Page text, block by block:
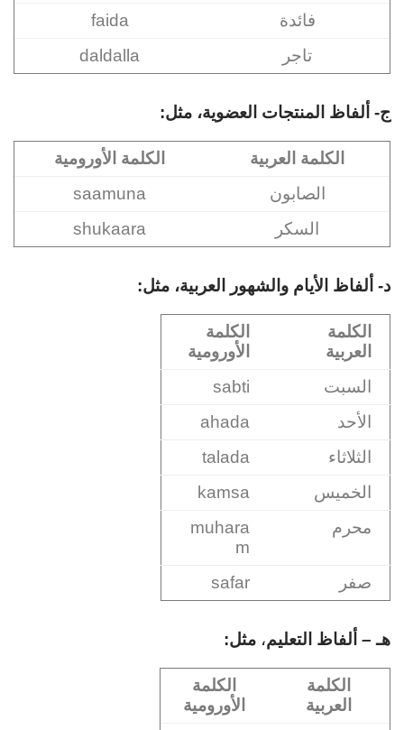
فائدة
faida
تاجر
daldalla
ج- ألفاظ المنتجات العضوية، مثل:
الكلمة العربية
الكلمة الأورومية
الصابون
saamuna
السكر
shukaara
د- ألفاظ الأيام والشهور العربية، مثل:
الكلمة
العربية
الكلمة
الأورومية
السبت
sabti
الأحد
ahada
الثلاثاء
talada
الخميس
kamsa
محرم
muhara
m
صفر
safar
هـ – ألفاظ التعليم، مثل:
الكلمة
العربية
الكلمة
الأورومية